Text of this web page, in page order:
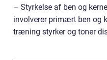
– Styrkelse af ben og
involverer primært ben og
træning styrker og toner